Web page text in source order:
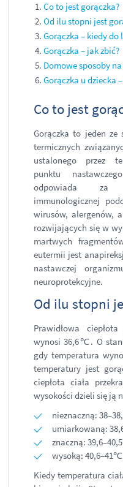
Co to jest gorączka?
Od ilu stopni jest
Gorączka – kiedy do
Gorączka – jak zbić?
Domowe sposoby
Gorączka u dziecka
Co to jest
Gorączka to jeden
termicznych
ustalonego przez
punktu
odpowiada za
immunologicznej
wirusów, alergenów,
rozwijających się w
martwych
eutermii jest
nastawczej
neuroprotekcyjne.
Od ilu stopni
Prawidłowa
wynosi 36,6℃. O
gdy temperatura
temperatury jest
ciepłota ciała
wysokości dzieli się ją
nieznaczną:
umiarkowaną:
znaczną:
wysoką:
Kiedy temperatura